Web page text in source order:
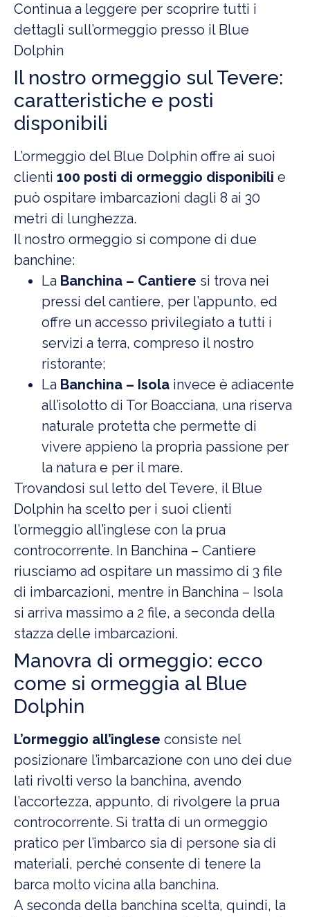
Continua a leggere per scoprire tutti i
dettagli sull’ormeggio presso il Blue
Dolphin
Il nostro ormeggio sul Tevere:
caratteristiche e posti
disponibili
L’ormeggio del Blue Dolphin offre ai suoi
clienti 100 posti di ormeggio disponibili e
può ospitare imbarcazioni dagli 8 ai 30
metri di lunghezza.
Il nostro ormeggio si compone di due
banchine:
La Banchina – Cantiere si trova nei
pressi del cantiere, per l’appunto, ed
offre un accesso privilegiato a tutti i
servizi a terra, compreso il nostro
ristorante;
La Banchina – Isola invece è adiacente
all’isolotto di Tor Boacciana, una riserva
naturale protetta che permette di
vivere appieno la propria passione per
la natura e per il mare.
Trovandosi sul letto del Tevere, il Blue
Dolphin ha scelto per i suoi clienti
l’ormeggio all’inglese con la prua
controcorrente. In Banchina – Cantiere
riusciamo ad ospitare un massimo di 3 file
di imbarcazioni, mentre in Banchina – Isola
si arriva massimo a 2 file, a seconda della
stazza delle imbarcazioni.
Manovra di ormeggio: ecco
come si ormeggia al Blue
Dolphin
L’ormeggio all’inglese consiste nel
posizionare l’imbarcazione con uno dei due
lati rivolti verso la banchina, avendo
l’accortezza, appunto, di rivolgere la prua
controcorrente. Si tratta di un ormeggio
pratico per l’imbarco sia di persone sia di
materiali, perché consente di tenere la
barca molto vicina alla banchina.
A seconda della banchina scelta, quindi, la